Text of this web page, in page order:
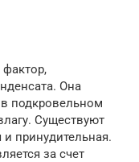
Она
подкровельном
Существуют
и принудительная.
за счет